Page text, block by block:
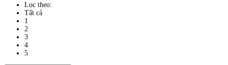
Lọc theo:
Tất cả
1
2
3
4
5